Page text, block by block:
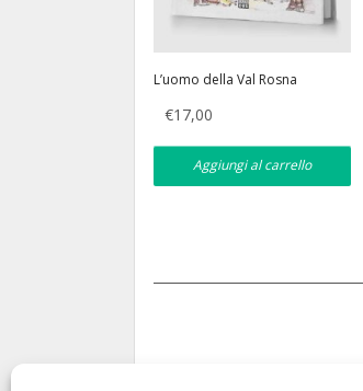
L’uomo della Val Rosna
€17,00
Aggiungi al carrello